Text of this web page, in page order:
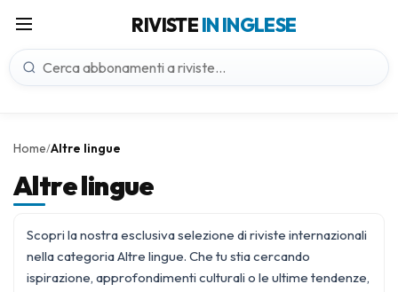
RIVISTEIN INGLESE
Home/Altre lingue
Altre lingue
Scopri la nostra esclusiva selezione di riviste internazionali
nella categoria Altre lingue. Che tu stia cercando
ispirazione, approfondimenti culturali o le ultime tendenze,